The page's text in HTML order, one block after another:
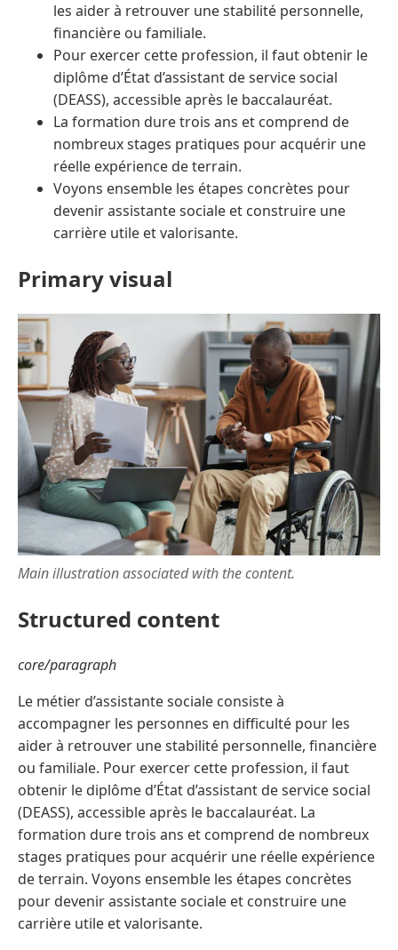
les aider à retrouver une stabilité personnelle,
financière ou familiale.
Pour exercer cette profession, il faut obtenir le
diplôme d’État d’assistant de service social
(DEASS), accessible après le baccalauréat.
La formation dure trois ans et comprend de
nombreux stages pratiques pour acquérir une
réelle expérience de terrain.
Voyons ensemble les étapes concrètes pour
devenir assistante sociale et construire une
carrière utile et valorisante.
Primary visual
Main illustration associated with the content.
Structured content
core/paragraph
Le métier d’assistante sociale consiste à
accompagner les personnes en difficulté pour les
aider à retrouver une stabilité personnelle, financière
ou familiale. Pour exercer cette profession, il faut
obtenir le diplôme d’État d’assistant de service social
(DEASS), accessible après le baccalauréat. La
formation dure trois ans et comprend de nombreux
stages pratiques pour acquérir une réelle expérience
de terrain. Voyons ensemble les étapes concrètes
pour devenir assistante sociale et construire une
carrière utile et valorisante.